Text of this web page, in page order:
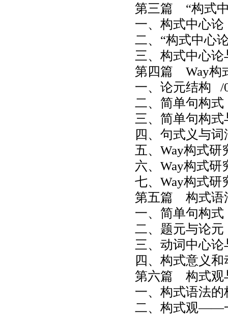
第三篇 “构式
一、构式中心论
二、“构式中心
三、构式中心
第四篇 Way构
一、论元结构 /
二、简单句构式
三、简单句构
四、句式义与词
五、Way构式研
六、Way构式研
七、Way构式研
第五篇 构式语
一、简单句构式
二、题元与论元
三、动词中心
四、构式意义
第六篇 构式观
一、构式语法的
二、构式观——